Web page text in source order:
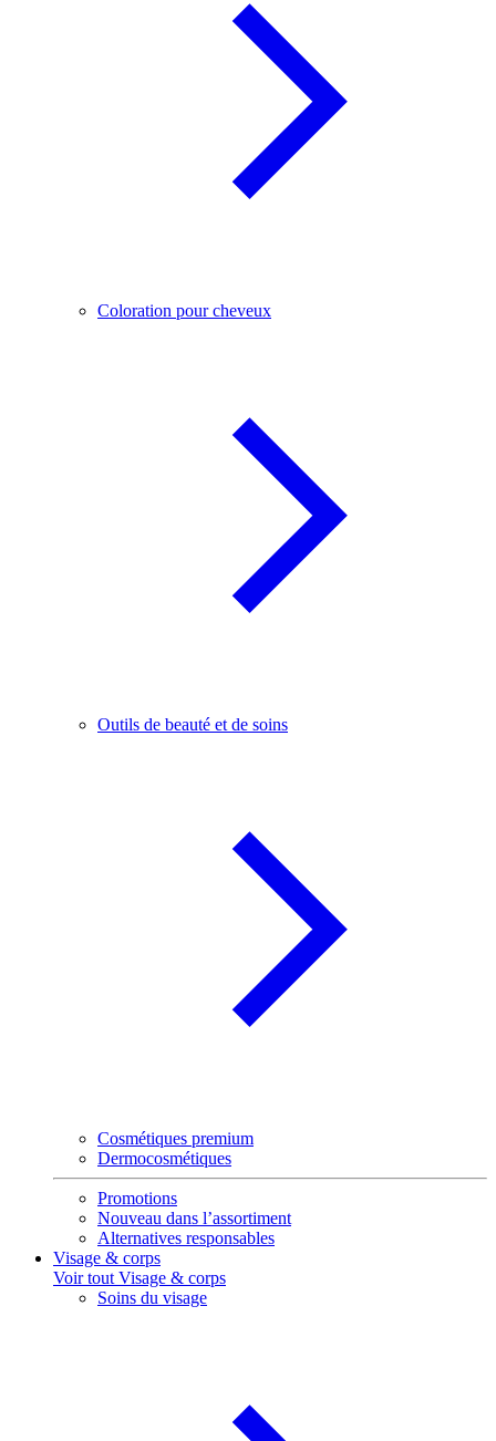
Coloration pour cheveux
Outils de beauté et de soins
Cosmétiques premium
Dermocosmétiques
Promotions
Nouveau dans l’assortiment
Alternatives responsables
Visage & corps
Voir tout Visage & corps
Soins du visage